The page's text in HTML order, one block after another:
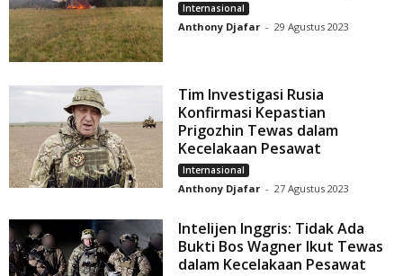
Internasional
Anthony Djafar - 29 Agustus 2023
Tim Investigasi Rusia
Konfirmasi Kepastian
Prigozhin Tewas dalam
Kecelakaan Pesawat
Internasional
Anthony Djafar - 27 Agustus 2023
Intelijen Inggris: Tidak Ada
Bukti Bos Wagner Ikut Tewas
dalam Kecelakaan Pesawat